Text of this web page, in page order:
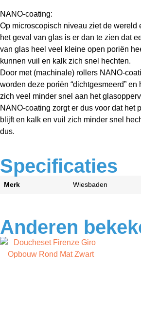
NANO-coating:
Op microscopisch niveau ziet de wereld
het geval van glas is er dan te zien dat
van glas heel veel kleine open poriën
kunnen vuil en kalk zich snel hechten.
Door met (machinale) rollers NANO-
worden deze poriën “dichtgesmeerd”
zich veel minder snel aan het
NANO-coating zorgt er dus voor dat het
blijft en kalk en vuil zich minder snel
dus.
Specificaties
Merk Wiesbaden
Anderen